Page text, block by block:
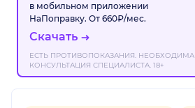
в мобильном приложении
НаПоправку. От 660₽/мес.
Скачать
ЕСТЬ ПРОТИВОПОКАЗАНИЯ. НЕОБХОДИМА
КОНСУЛЬТАЦИЯ СПЕЦИАЛИСТА. 18+